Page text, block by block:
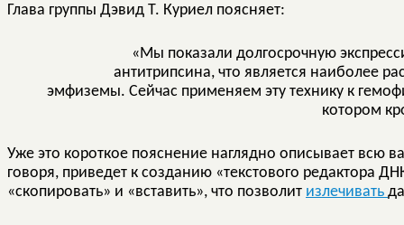
Глава группы Дэвид Т. Куриел поясняет:
«Мы показали долгосрочную
антитрипсина, что является наиболее
эмфиземы. Сейчас применяем эту технику к
котором
Уже это короткое пояснение наглядно описывает всю
говоря, приведет к созданию «текстового редактора
«скопировать» и «вставить», что позволит излечивать